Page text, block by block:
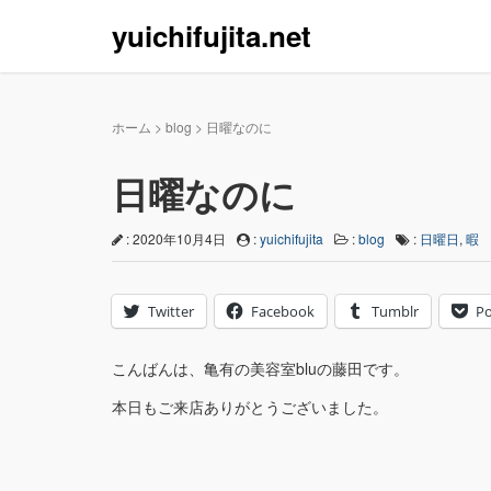
yuichifujita.net
ホーム > blog > 日曜なのに
日曜なのに
: 2020年10月4日 :yuichifujita :blog : 日曜日, 暇
Twitter Facebook Tumblr
こんばんは、亀有の美容室bluの藤田です。
本日もご来店ありがとうございました。